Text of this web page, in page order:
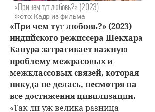
«При чем тут любовь?» (2023)
Фото: Кадр из фильма
«При чем тут любовь?» (2023)
индийского режиссера Шекхара
Капура затрагивает важную
проблему межрасовых и
межклассовых связей, которая
никуда не делась, несмотря на
все достижения цивилизации.
«Так ли уж велика разница